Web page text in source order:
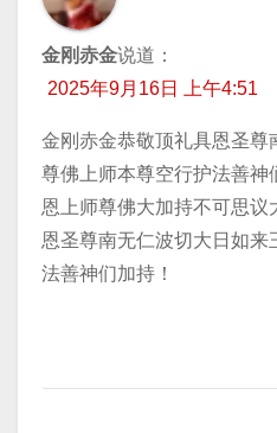
金刚赤金说道：
2025年9月16日 上午4:51
金刚赤金恭敬顶礼具恩圣尊
尊佛上师本尊空行护法善神
恩上师尊佛大加持不可思议
恩圣尊南无仁波切大日如来
法善神们加持！